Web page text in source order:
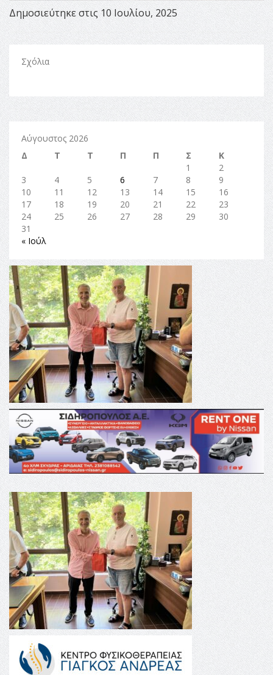
Δημοσιεύτηκε στις 10 Ιουλίου, 2025
Σχόλια
Αύγουστος 2026
Δ
Τ Τ Π Π Σ
Κ
1
2
3
4 5 6 7 8
9
10
11 12 13 14 15
16
17
18 19 20 21 22
23
24
25 26 27 28 29
30
31
« Ιούλ